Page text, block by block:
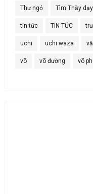
Thư ngỏ Tìm Thầy
tin tức TIN TỨC
uchi uchi waza
võ võ đường võ